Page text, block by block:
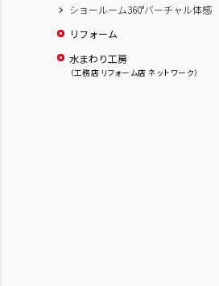
ショールーム360°バーチャル体感
リフォーム
水まわり工房
（工務店 リフォーム店 ネットワーク）